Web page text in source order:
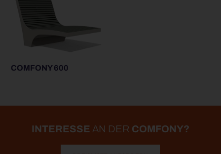
COMFONY 600
INTERESSE AN DER COMFONY?